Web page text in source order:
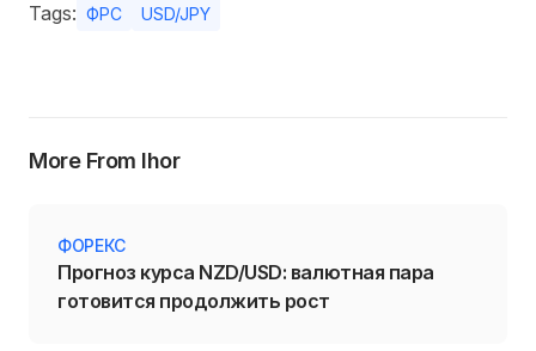
Tags: ФРС USD/JPY
More From Ihor
ФОРЕКС
Прогноз курса NZD/USD: валютная пара
готовится продолжить рост